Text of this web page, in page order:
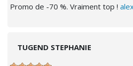
Promo de -70 %. Vraiment top !
TUGEND STEPHANIE